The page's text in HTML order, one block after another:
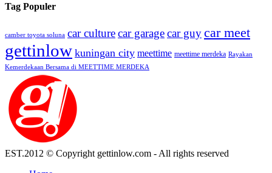
Tag Populer
camber toyota soluna car culturecar garagecar guycar meet
gettinlow kuningan city meettime meettime merdeka Rayakan
Kemerdekaan Bersama di MEETTIME MERDEKA
EST.2012 © Copyright gettinlow.com - All rights reserved